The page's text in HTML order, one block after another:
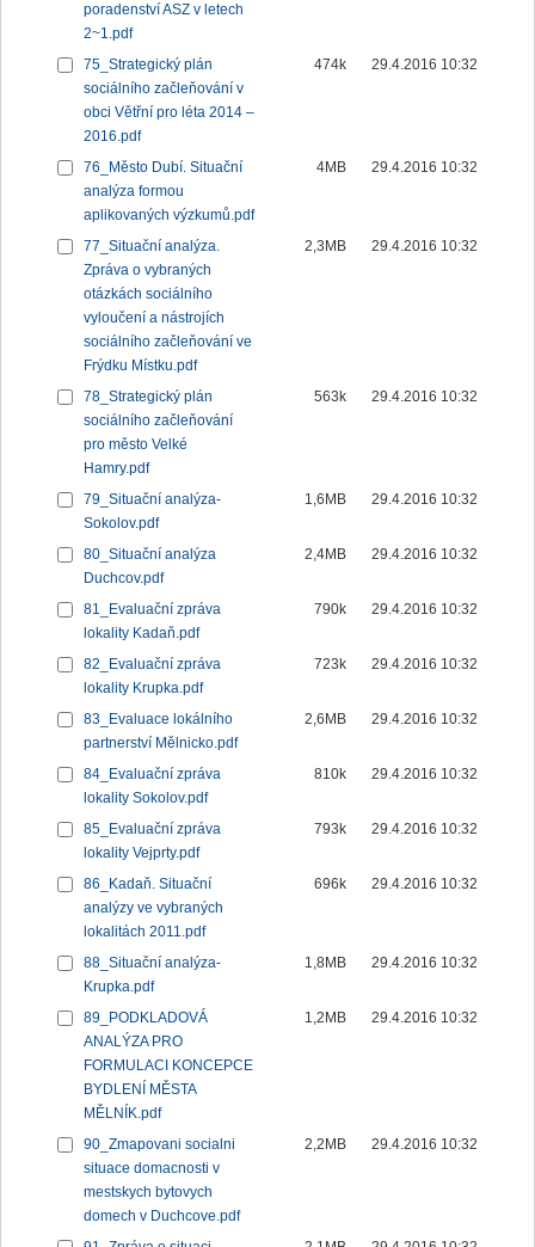
poradenství ASZ v letech
2~1.pdf
75_Strategický plán
sociálního začleňování v
obci Větřní pro léta 2014 –
2016.pdf
474k 29.4.2016 10:32
76_Město Dubí. Situační
analýza formou
aplikovaných výzkumů.pdf
4MB 29.4.2016 10:32
77_Situační analýza.
Zpráva o vybraných
otázkách sociálního
vyloučení a nástrojích
sociálního začleňování ve
Frýdku Místku.pdf
2,3MB 29.4.2016 10:32
78_Strategický plán
sociálního začleňování
pro město Velké
Hamry.pdf
563k 29.4.2016 10:32
79_Situační analýza-
Sokolov.pdf
1,6MB 29.4.2016 10:32
80_Situační analýza
Duchcov.pdf
2,4MB 29.4.2016 10:32
81_Evaluační zpráva
lokality Kadaň.pdf
790k 29.4.2016 10:32
82_Evaluační zpráva
lokality Krupka.pdf
723k 29.4.2016 10:32
83_Evaluace lokálního
partnerství Mělnicko.pdf
2,6MB 29.4.2016 10:32
84_Evaluační zpráva
lokality Sokolov.pdf
810k 29.4.2016 10:32
85_Evaluační zpráva
lokality Vejprty.pdf
793k 29.4.2016 10:32
86_Kadaň. Situační
analýzy ve vybraných
lokalitách 2011.pdf
696k 29.4.2016 10:32
88_Situační analýza-
Krupka.pdf
1,8MB 29.4.2016 10:32
89_PODKLADOVÁ
ANALÝZA PRO
FORMULACI KONCEPCE
BYDLENÍ MĚSTA
MĚLNÍK.pdf
1,2MB 29.4.2016 10:32
90_Zmapovani socialni
situace domacnosti v
mestskych bytovych
domech v Duchcove.pdf
2,2MB 29.4.2016 10:32